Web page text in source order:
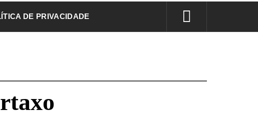
DE PRIVACIDADE